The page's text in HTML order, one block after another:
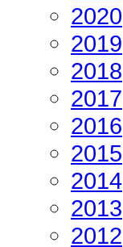
2020
2019
2018
2017
2016
2015
2014
2013
2012